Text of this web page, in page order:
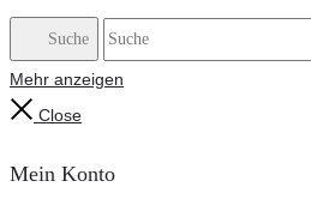
Suche
Mehr anzeigen
Close
Mein Konto